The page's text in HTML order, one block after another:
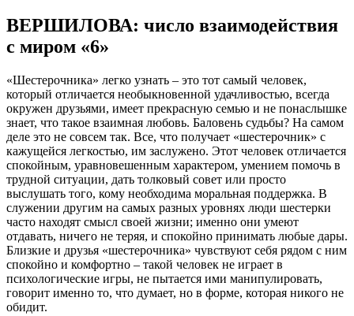
ВЕРШИЛОВА: число взаимодействия
с миром «6»
«Шестерочника» легко узнать – это тот самый человек,
который отличается необыкновенной удачливостью, всегда
окружен друзьями, имеет прекрасную семью и не понаслышке
знает, что такое взаимная любовь. Баловень судьбы? На самом
деле это не совсем так. Все, что получает «шестерочник» с
кажущейся легкостью, им заслужено. Этот человек отличается
спокойным, уравновешенным характером, умением помочь в
трудной ситуации, дать толковый совет или просто
выслушать того, кому необходима моральная поддержка. В
служении другим на самых разных уровнях люди шестерки
часто находят смысл своей жизни; именно они умеют
отдавать, ничего не теряя, и спокойно принимать любые дары.
Близкие и друзья «шестерочника» чувствуют себя рядом с ним
спокойно и комфортно – такой человек не играет в
психологические игры, не пытается ими манипулировать,
говорит именно то, что думает, но в форме, которая никого не
обидит.